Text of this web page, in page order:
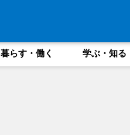
暮らす・働く 学ぶ・知る